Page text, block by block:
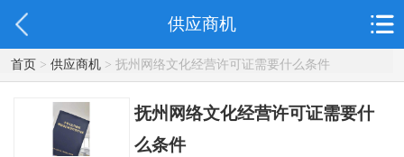
供应商机
首页> 供应商机> 抚州网络文化经营许可证需要什么条件
抚州网络文化经营许可证需要什
么条件